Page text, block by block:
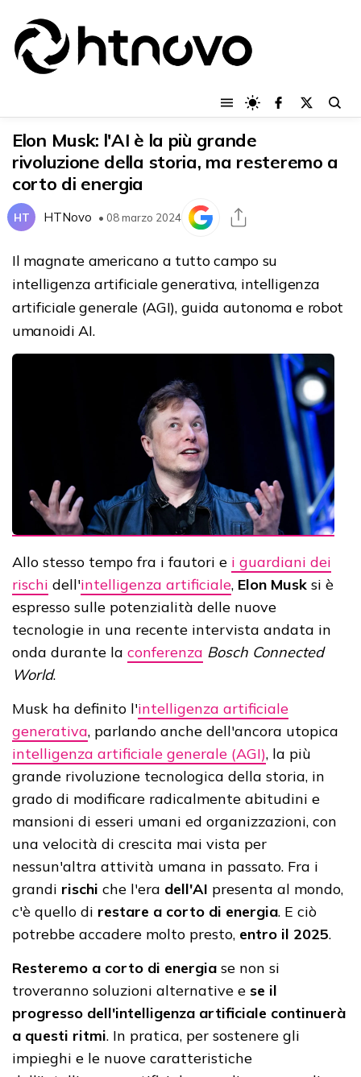
Elon Musk: l'AI è la più grande
rivoluzione della storia, ma resteremo a
corto di energia
HT HTNovo • 08 marzo 2024
Il magnate americano a tutto campo su
intelligenza artificiale generativa, intelligenza
artificiale generale (AGI), guida autonoma e robot
umanoidi AI.
Allo stesso tempo fra i fautori e i guardiani dei
rischi dell'intelligenza artificiale, Elon Musk si è
espresso sulle potenzialità delle nuove
tecnologie in una recente intervista andata in
onda durante la conferenza Bosch Connected
World.
Musk ha definito l'intelligenza artificiale
generativa, parlando anche dell'ancora utopica
intelligenza artificiale generale (AGI), la più
grande rivoluzione tecnologica della storia, in
grado di modificare radicalmente abitudini e
mansioni di esseri umani ed organizzazioni, con
una velocità di crescita mai vista per
nessun'altra attività umana in passato. Fra i
grandi rischi che l'era dell'AI presenta al mondo,
c'è quello di restare a corto di energia. E ciò
potrebbe accadere molto presto, entro il 2025.
Resteremo a corto di energia se non si
troveranno soluzioni alternative e se il
progresso dell'intelligenza artificiale continuerà
a questi ritmi. In pratica, per sostenere gli
impieghi e le nuove caratteristiche